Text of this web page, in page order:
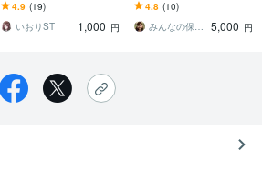
E感覚チャット！
4.9 (19)
いおりST
1,000 円
を応援します(^^)/
4.8 (10)
みんなの保健室＊カウンセラーえみ
5,000 円